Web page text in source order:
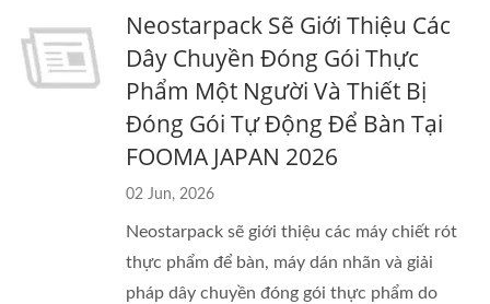
Neostarpack Sẽ Giới Thiệu Các
Dây Chuyền Đóng Gói Thực
Phẩm Một Người Và Thiết Bị
Đóng Gói Tự Động Để Bàn Tại
FOOMA JAPAN 2026
02 Jun, 2026
Neostarpack sẽ giới thiệu các máy chiết rót
thực phẩm để bàn, máy dán nhãn và giải
pháp dây chuyền đóng gói thực phẩm do